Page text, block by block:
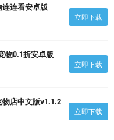
连看安卓版
立即下载
物0.1折安卓版
立即下载
店中文版v1.1.2
立即下载